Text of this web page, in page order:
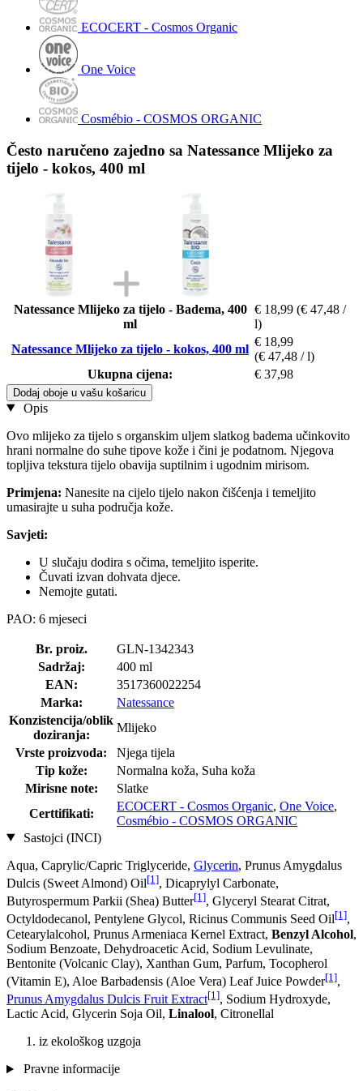
ECOCERT - Cosmos Organic
One Voice
Cosmébio - COSMOS ORGANIC
Često naručeno zajedno sa Natessance Mlijeko za
tijelo - kokos, 400 ml
Natessance Mlijeko za tijelo - Badema, 400
ml
€ 18,99 (€ 47,48 /
l)
Natessance Mlijeko za tijelo - kokos, 400 ml
€ 18,99
(€ 47,48 / l)
Ukupna cijena:
€ 37,98
Dodaj oboje u vašu košaricu
Opis
Ovo mlijeko za tijelo s organskim uljem slatkog badema učinkovito
hrani normalne do suhe tipove kože i čini je podatnom. Njegova
topljiva tekstura tijelo obavija suptilnim i ugodnim mirisom.
Primjena: Nanesite na cijelo tijelo nakon čišćenja i temeljito
umasirajte u suha područja kože.
Savjeti:
U slučaju dodira s očima, temeljito isperite.
Čuvati izvan dohvata djece.
Nemojte gutati.
PAO: 6 mjeseci
Br. proiz.
GLN-1342343
Sadržaj:
400 ml
EAN:
3517360022254
Marka:
Natessance
Konzistencija/oblik
doziranja:
Mlijeko
Vrste proizvoda:
Njega tijela
Tip kože:
Normalna koža, Suha koža
Mirisne note:
Slatke
Certtifikati:
ECOCERT - Cosmos Organic, One Voice,
Cosmébio - COSMOS ORGANIC
Sastojci (INCI)
Aqua, Caprylic/Capric Triglyceride, Glycerin, Prunus Amygdalus
Dulcis (Sweet Almond) Oil[1], Dicaprylyl Carbonate,
Butyrospermum Parkii (Shea) Butter[1], Glyceryl Stearat Citrat,
Octyldodecanol, Pentylene Glycol, Ricinus Communis Seed Oil[1],
Cetearylalcohol, Prunus Armeniaca Kernel Extract, Benzyl Alcohol,
Sodium Benzoate, Dehydroacetic Acid, Sodium Levulinate,
Bentonite (Volcanic Clay), Xanthan Gum, Parfum, Tocopherol
(Vitamin E), Aloe Barbadensis (Aloe Vera) Leaf Juice Powder[1],
Prunus Amygdalus Dulcis Fruit Extract[1], Sodium Hydroxyde,
Lactic Acid, Glycerin Soja Oil, Linalool, Citronellal
iz ekološkog uzgoja
Pravne informacije